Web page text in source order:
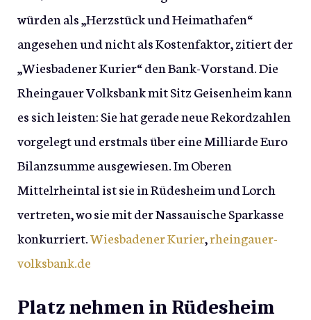
würden als „Herzstück und Heimathafen“
angesehen und nicht als Kostenfaktor, zitiert der
„Wiesbadener Kurier“ den Bank-Vorstand. Die
Rheingauer Volksbank mit Sitz Geisenheim kann
es sich leisten: Sie hat gerade neue Rekordzahlen
vorgelegt und erstmals über eine Milliarde Euro
Bilanzsumme ausgewiesen. Im Oberen
Mittelrheintal ist sie in Rüdesheim und Lorch
vertreten, wo sie mit der Nassauische Sparkasse
konkurriert.Wiesbadener Kurier,rheingauer-
volksbank.de
Platz nehmen in Rüdesheim